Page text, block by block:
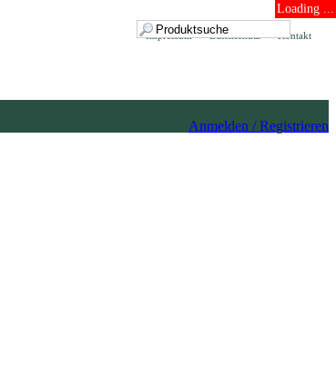
Loading ...
Kontakt
Datenschutz
Impressum
Anmelden / Registrieren